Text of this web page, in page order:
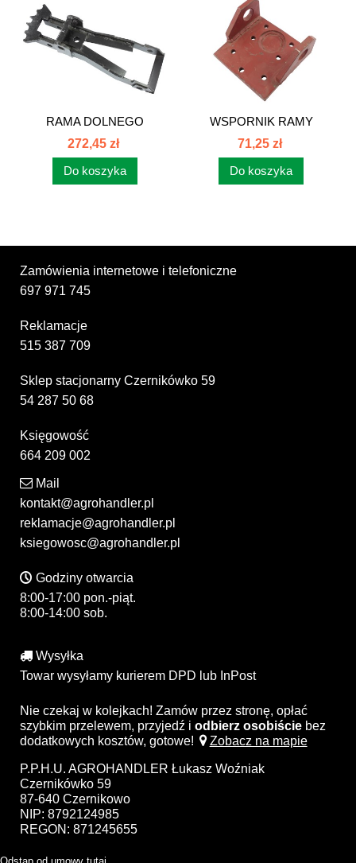
RAMA DOLNEGO
ZACZEPU C-360...
272,45 zł
Do koszyka
WSPORNIK RAMY
DOLNEGO ZACZEPU...
71,25 zł
Do koszyka
Zamówienia internetowe i telefoniczne
697 971 745
Reklamacje
515 387 709
Sklep stacjonarny Czernikówko 59
54 287 50 68
Księgowość
664 209 002
Mail
kontakt@agrohandler.pl
reklamacje@agrohandler.pl
ksiegowosc@agrohandler.pl
Godziny otwarcia
8:00-17:00 pon.-piąt.
8:00-14:00 sob.
Wysyłka
Towar wysyłamy kurierem DPD lub InPost
Nie czekaj w kolejkach! Zamów przez stronę, opłać
szybkim przelewem, przyjedź i odbierz osobiście bez
dodatkowych kosztów, gotowe!
Zobacz na mapie
P.P.H.U. AGROHANDLER Łukasz Woźniak
Czernikówko 59
87-640 Czernikowo
NIP: 8792124985
REGON: 871245655